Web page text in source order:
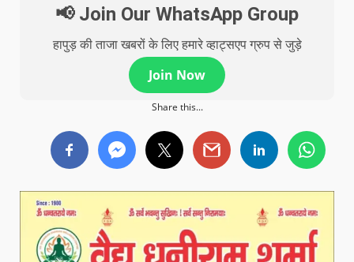
📢 Join Our WhatsApp Group
हापुड़ की ताजा खबरों के लिए हमारे व्हाट्सएप ग्रुप से जुड़े
Join Now
Share this...